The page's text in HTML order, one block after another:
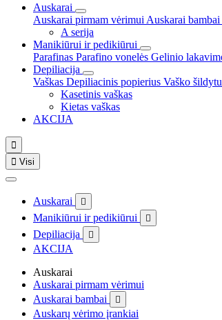
Auskarai
Auskarai pirmam vėrimui Auskarai bambai
A serija
Manikiūrui ir pedikiūrui
Parafinas Parafino vonelės Gelinio
Depiliacija
Vaškas Depiliacinis popierius Vaško
Kasetinis vaškas
Kietas vaškas
AKCIJA

 Visi
Auskarai 
Manikiūrui ir pedikiūrui 
Depiliacija 
AKCIJA
Auskarai
Auskarai pirmam vėrimui
Auskarai bambai

Auskarų vėrimo įrankiai